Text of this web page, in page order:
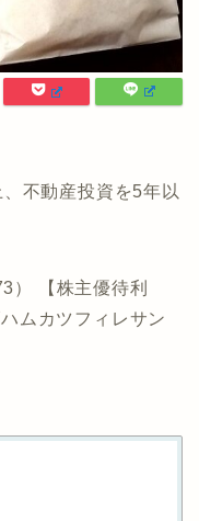
不動産投資を5年以
） 【株主優待利
ムカツフィレサン